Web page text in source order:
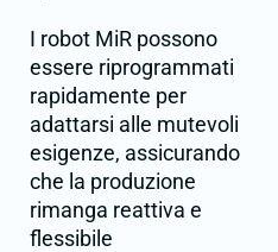
I robot MiR possono
essere riprogrammati
rapidamente per
adattarsi alle mutevoli
esigenze, assicurando
che la produzione
rimanga reattiva e
flessibile